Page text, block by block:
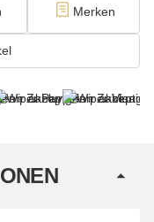
Merken